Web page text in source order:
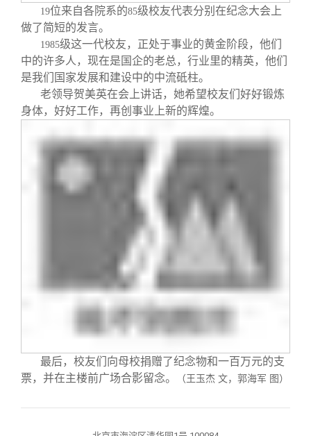
19位来自各院系的85级校友代表分别在纪念大会上
做了简短的发言。
1985级这一代校友，正处于事业的黄金阶段，他们
中的许多人，现在是国企的老总，行业里的精英，他们
是我们国家发展和建设中的中流砥柱。
老领导贺美英在会上讲话，她希望校友们好好锻炼
身体，好好工作，再创事业上新的辉煌。
最后，校友们向母校捐赠了纪念物和一百万元的支
票，并在主楼前广场合影留念。
（王玉杰 文，郭海军 图）